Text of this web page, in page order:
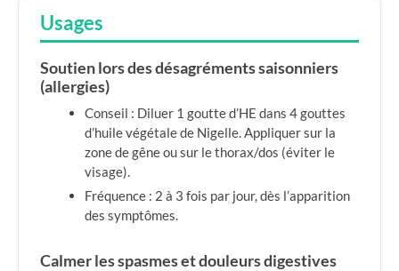
Usages
Soutien lors des désagréments saisonniers
(allergies)
Conseil : Diluer 1 goutte d’HE dans 4 gouttes
d’huile végétale de Nigelle. Appliquer sur la
zone de gêne ou sur le thorax/dos (éviter le
visage).
Fréquence : 2 à 3 fois par jour, dès l’apparition
des symptômes.
Calmer les spasmes et douleurs digestives